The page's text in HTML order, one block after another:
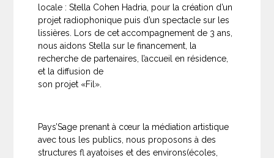
locale : Stella Cohen Hadria, pour la création d’un
projet radiophonique puis d’un spectacle sur les
lissières. Lors de cet accompagnement de 3 ans,
nous aidons Stella sur le financement, la
recherche de partenaires, l’accueil en résidence,
et la diffusion de
son projet «Fil».
Pays’Sage prenant à cœur la médiation artistique
avec tous les publics, nous proposons à des
structures fl ayatoises et des environs(écoles,